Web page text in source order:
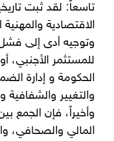
تاسعاً: لقد ثبت
الاقتصادية
وتوجيه أدى إلى
للمستثمر الأجنبي،
الحكومة و إدارة
والتغيير والشفافية
وأخيراً، فإن الجمع
المالي والصحافي،